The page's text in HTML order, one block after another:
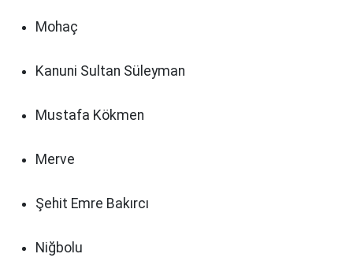
Mohaç
Kanuni Sultan Süleyman
Mustafa Kökmen
Merve
Şehit Emre Bakırcı
Niğbolu